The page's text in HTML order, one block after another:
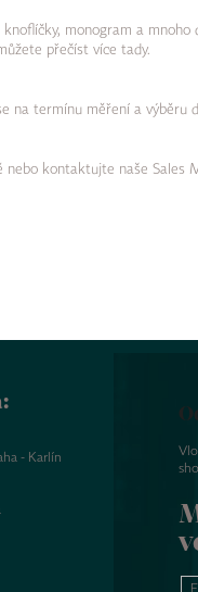
monogram a mnoho
přečíst více tady.
na termínu měření a výběru
kontaktujte naše Sales
- Karlín